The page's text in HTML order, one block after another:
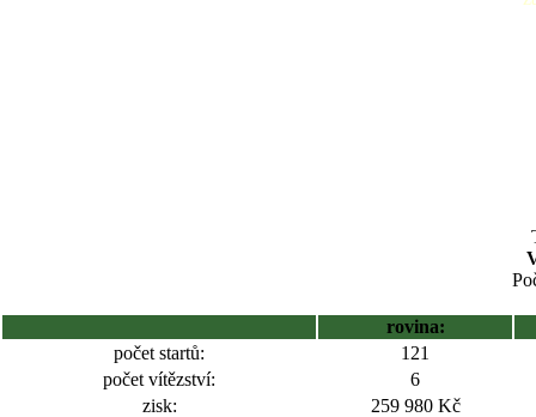
rovina:
počet startů:
121
počet vítězství:
6
zisk:
259 980 Kč